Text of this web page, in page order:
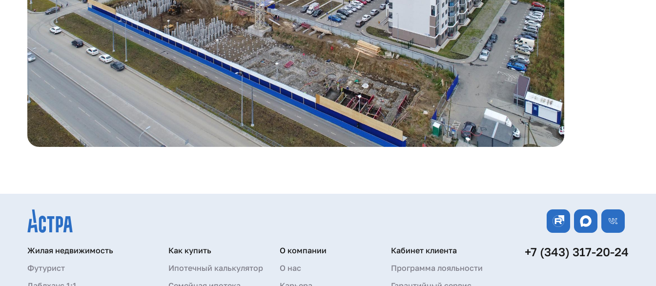
Жилая недвижимость
Футурист
Как купить
Ипотечный калькулятор
О компании
О нас
Кабинет клиента
Программа лояльности
+7 (343) 317-20-24